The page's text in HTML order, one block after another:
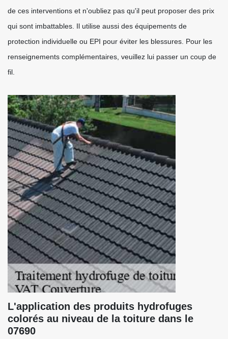
de ces interventions et n'oubliez pas qu'il peut proposer des prix
qui sont imbattables. Il utilise aussi des équipements de
protection individuelle ou EPI pour éviter les blessures. Pour les
renseignements complémentaires, veuillez lui passer un coup de
fil.
L'application des produits hydrofuges
colorés au niveau de la toiture dans le
07690